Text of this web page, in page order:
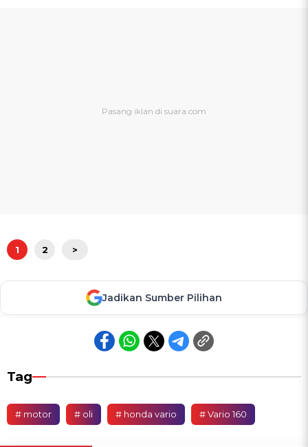
1 2 >
Jadikan Sumber Pilihan
Tag
# motor # oli # honda vario # Vario 160